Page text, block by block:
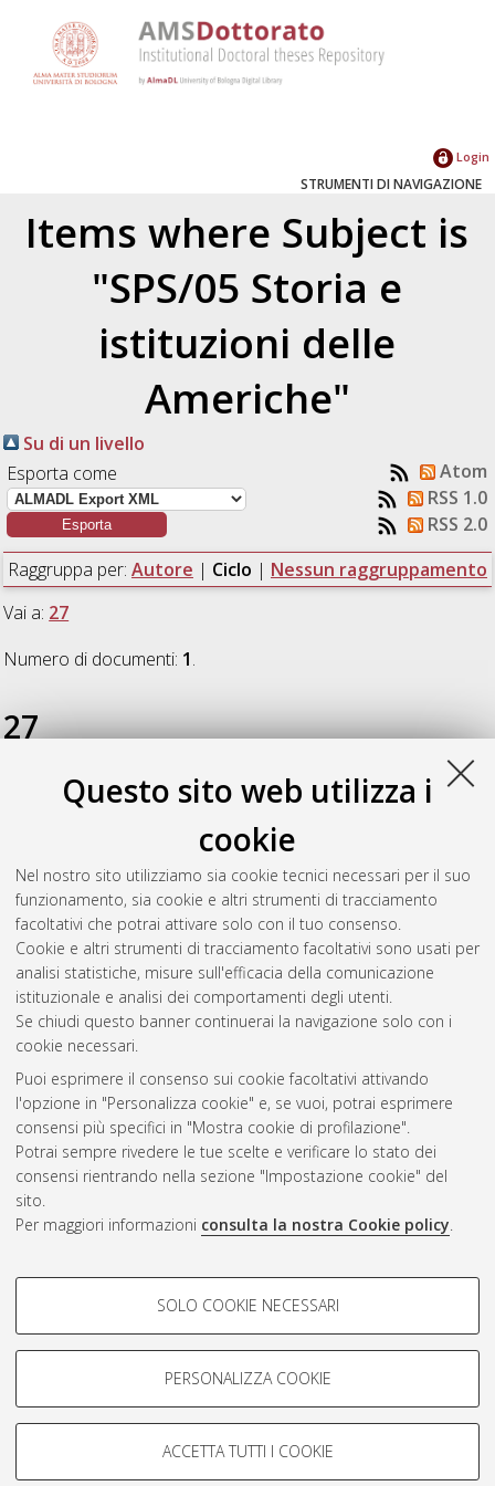
Questo sito web utilizza i
cookie
Nel nostro sito utilizziamo sia cookie tecnici necessari per il suo
funzionamento, sia cookie e altri strumenti di tracciamento
facoltativi che potrai attivare solo con il tuo consenso.
Cookie e altri strumenti di tracciamento facoltativi sono usati per
analisi statistiche, misure sull'efficacia della comunicazione
istituzionale e analisi dei comportamenti degli utenti.
Se chiudi questo banner continuerai la navigazione solo con i
cookie necessari.
Puoi esprimere il consenso sui cookie facoltativi attivando
l'opzione in "Personalizza cookie" e, se vuoi, potrai esprimere
consensi più specifici in "Mostra cookie di profilazione".
Potrai sempre rivedere le tue scelte e verificare lo stato dei
consensi rientrando nella sezione "Impostazione cookie" del
sito.
Per maggiori informazioni consulta la nostra Cookie policy.
COOKIE DI PROFILAZIONE -
Si tratta di cookie utilizzati per analizzare le caratteristiche della
navigazione degli utenti, creare profili in base al loro comportamento
Mostra cookie di profilazione
COOKIE TECNICI - NECESSARI
SOLO COOKIE NECESSARI
PERSONALIZZA COOKIE
ACCETTA TUTTI I COOKIE
Login
STRUMENTI DI NAVIGAZIONE
Items where Subject is
"SPS/05 Storia e
istituzioni delle
Americhe"
Su di un livello
Esporta come
Atom
RSS 1.0
RSS 2.0
Raggruppa per: Autore | Ciclo | Nessun raggruppamento
Vai a: 27
Numero di documenti: 1.
27
Canales Urriola, Jorge Ariel(2016)Le valigie dell'anarchia:
Percorsi e attivismo degli anarchici emiliani e romagnoli in
Argentina e Brasile nella svolta di fine Ottocento
thesis], Alma Mater Studiorum Università di Bologna.
Dottorato di ricerca inPolitica, istituzioni, storia, 27 Ciclo. DOI
10.6092/unibo/amsdottorato/7655.
Questa lista e' stata generata il Wed Aug 5 20:33:55 2026
Atom
Rss 1.0
Rss 2.0
ISSN: 2038-7946
Impostazioni Cookie
Informativa sulla privacy
Condizioni d’uso del sito